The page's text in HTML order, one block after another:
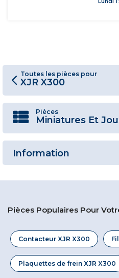
Toutes les pièces pour
XJR X300
Pièces
Miniatures Et
Information
Pièces Populaires Pour
Contacteur XJR X300
Plaquettes de frein XJR X300